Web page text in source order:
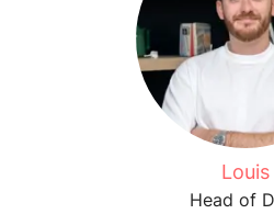
Louis
Head of